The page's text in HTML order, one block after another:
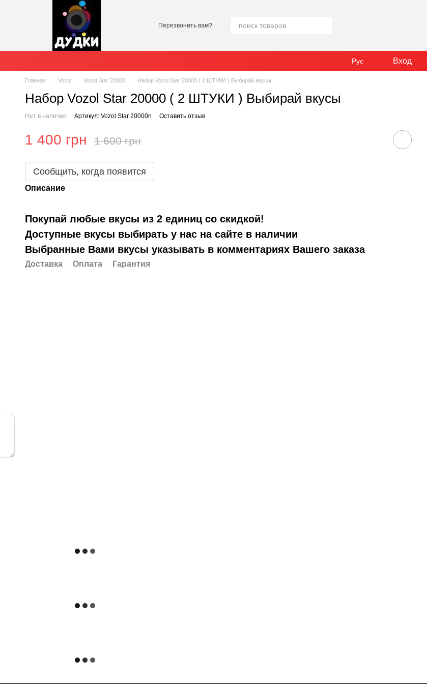
Перезвонить вам?
Рус Вход
Главная Vozol Vozol Star 20000 Набор Vozol Star 20000 ( 2 ШТУКИ ) Выбирай вкусы
Набор Vozol Star 20000 ( 2 ШТУКИ ) Выбирай вкусы
Нет в наличии Артикул: Vozol Star 20000n Оставить отзыв
1 400 грн 1 600 грн
Сообщить, когда появится
Описание
Покупай любые вкусы из 2 единиц со скидкой!
Доступные вкусы выбирать у нас на сайте в наличии
Выбранные Вами вкусы указывать в комментариях Вашего заказа
Доставка Оплата Гарантия